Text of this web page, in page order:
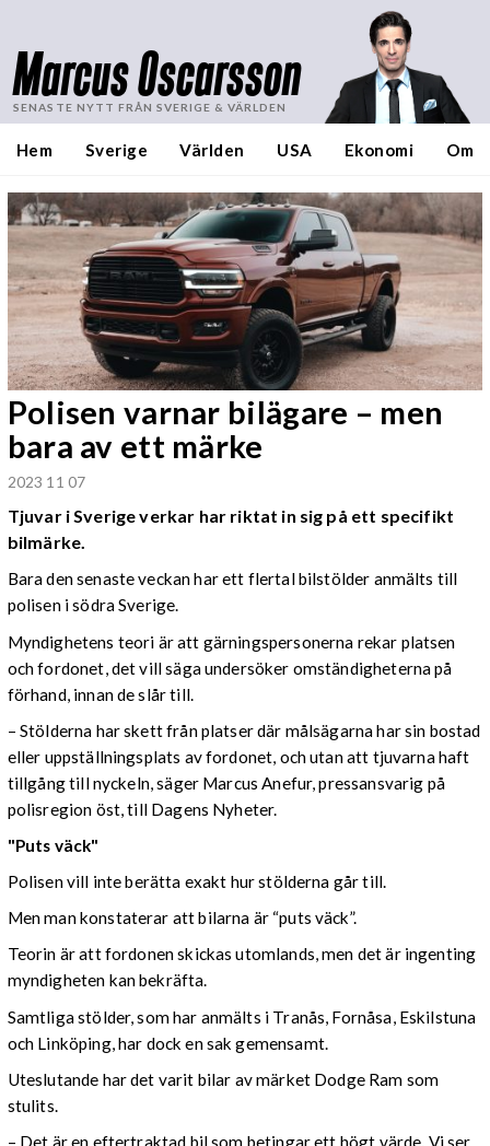
Marcus Oscarsson
SENASTE NYTT FRÅN SVERIGE & VÄRLDEN
Hem Sverige Världen USA Ekonomi Om
Polisen varnar bilägare – men
bara av ett märke
2023 11 07
Tjuvar i Sverige verkar har riktat in sig på ett specifikt
bilmärke.
Bara den senaste veckan har ett flertal bilstölder anmälts till
polisen i södra Sverige.
Myndighetens teori är att gärningspersonerna rekar platsen
och fordonet, det vill säga undersöker omständigheterna på
förhand, innan de slår till.
– Stölderna har skett från platser där målsägarna har sin bostad
eller uppställningsplats av fordonet, och utan att tjuvarna haft
tillgång till nyckeln, säger Marcus Anefur, pressansvarig på
polisregion öst, till Dagens Nyheter.
"Puts väck"
Polisen vill inte berätta exakt hur stölderna går till.
Men man konstaterar att bilarna är “puts väck”.
Teorin är att fordonen skickas utomlands, men det är ingenting
myndigheten kan bekräfta.
Samtliga stölder, som har anmälts i Tranås, Fornåsa, Eskilstuna
och Linköping, har dock en sak gemensamt.
Uteslutande har det varit bilar av märket Dodge Ram som
stulits.
– Det är en eftertraktad bil som betingar ett högt värde. Vi ser